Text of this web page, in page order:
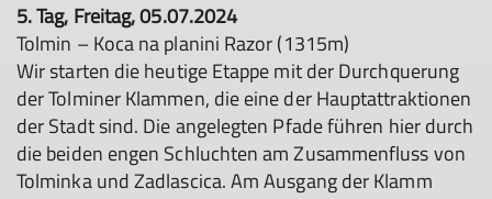
5. Tag, Freitag, 05.07.2024
Tolmin – Koca na planini Razor (1315m)
Wir starten die heutige Etappe mit der Durchquerung
der Tolminer Klammen, die eine der Hauptattraktionen
der Stadt sind. Die angelegten Pfade führen hier durch
die beiden engen Schluchten am Zusammenfluss von
Tolminka und Zadlascica. Am Ausgang der Klamm